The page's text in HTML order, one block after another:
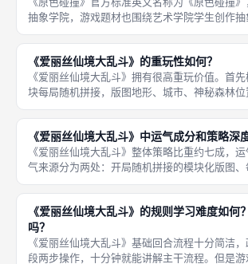
抽象学院，游戏题材也围绕艺术学院学生创作
所有官方宣传、BGG桌游数据库、数字平台
该英文名，不存在其他官方英文别名。 玩家选
《爱丽丝仙境大乱斗》的重玩性如何？
《爱丽丝仙境大乱斗》拥有很高重玩价值。首
块每局随机拼接，版图地形、城市、神秘森林
九十张效果各不相同的爱丽丝卡牌，每一局抽
样，玩家能够尝试无数种引擎构筑路线。 即便
够开发全
《爱丽丝仙境大乱斗》中运气成分和策略深
《爱丽丝仙境大乱斗》整体策略比重约七成，
气来源分为两处：开局随机拼接的模块化版图
丝手牌。优质手牌与有利地图布局能够提供优
胜利。 游戏拥有大量调整手段，玩家可以依靠
补手牌劣
《爱丽丝仙境大乱斗》的规则学习难度如何
吗？
《爱丽丝仙境大乱斗》基础回合流程十分简洁
段两步操作，十分钟就能讲解主干流程。但是